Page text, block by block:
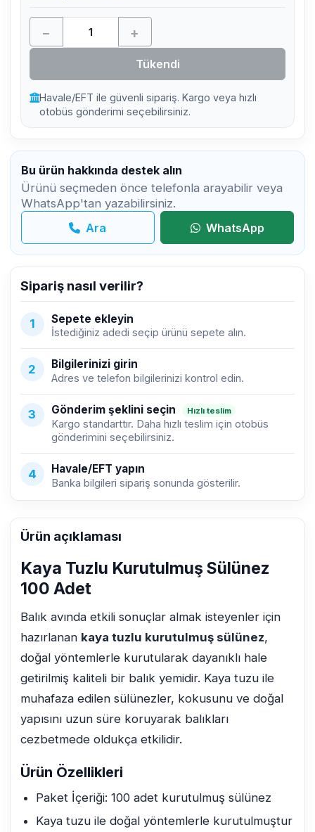
− +
Tükendi
Havale/EFT ile güvenli sipariş. Kargo veya hızlı
otobüs gönderimi seçebilirsiniz.
Bu ürün hakkında destek alın
Ürünü seçmeden önce telefonla arayabilir veya
WhatsApp'tan yazabilirsiniz.
Ara
WhatsApp
Sipariş nasıl verilir?
1 Sepete ekleyin
İstediğiniz adedi seçip ürünü sepete alın.
2 Bilgilerinizi girin
Adres ve telefon bilgilerinizi kontrol edin.
3 Gönderim şeklini seçin Hızlı teslim
Kargo standarttır. Daha hızlı teslim için otobüs
gönderimini seçebilirsiniz.
4 Havale/EFT yapın
Banka bilgileri sipariş sonunda gösterilir.
Ürün açıklaması
Kaya Tuzlu Kurutulmuş Sülünez
100 Adet
Balık avında etkili sonuçlar almak isteyenler için
hazırlanan kaya tuzlu kurutulmuş sülünez,
doğal yöntemlerle kurutularak dayanıklı hale
getirilmiş kaliteli bir balık yemidir. Kaya tuzu ile
muhafaza edilen sülünezler, kokusunu ve doğal
yapısını uzun süre koruyarak balıkları
cezbetmede oldukça etkilidir.
Ürün Özellikleri
Paket İçeriği: 100 adet kurutulmuş sülünez
Kaya tuzu ile doğal yöntemlerle kurutulmuştur